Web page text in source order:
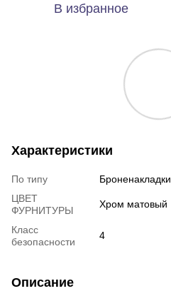
В избранное
Характеристики
По типу
Броненакладки
ЦВЕТ
ФУРНИТУРЫ
Хром матовый
Класс
безопасности
4
Описание